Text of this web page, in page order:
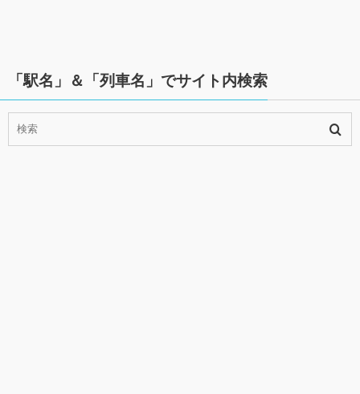
「駅名」＆「列車名」でサイト内検索